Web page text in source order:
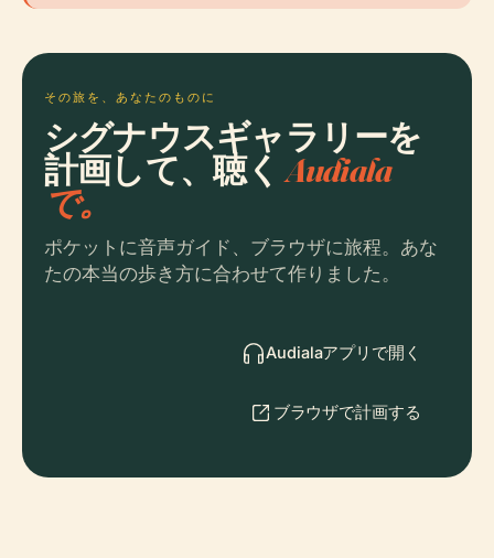
その旅を、あなたのものに
シグナウスギャラリーを
計画して、聴くAudiala
で。
ポケットに音声ガイド、ブラウザに旅程。あな
たの本当の歩き方に合わせて作りました。
Audialaアプリで開く
ブラウザで計画する